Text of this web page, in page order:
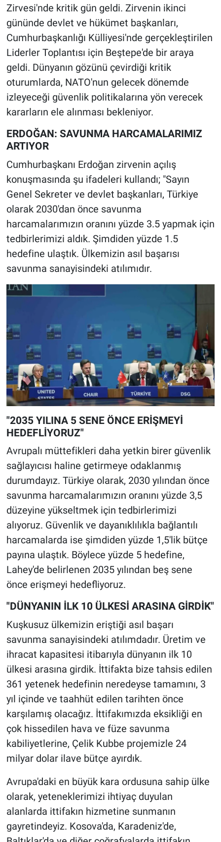
Zirvesi'nde kritik gün geldi. Zirvenin ikinci
gününde devlet ve hükümet başkanları,
Cumhurbaşkanlığı Külliyesi'nde gerçekleştirilen
Liderler Toplantısı için Beştepe'de bir araya
geldi. Dünyanın gözünü çevirdiği kritik
oturumlarda, NATO'nun gelecek dönemde
izleyeceği güvenlik politikalarına yön verecek
kararların ele alınması bekleniyor.
ERDOĞAN: SAVUNMA HARCAMALARIMIZ
ARTIYOR
Cumhurbaşkanı Erdoğan zirvenin açılış
konuşmasında şu ifadeleri kullandı; "Sayın
Genel Sekreter ve devlet başkanları, Türkiye
olarak 2030'dan önce savunma
harcamalarımızın oranını yüzde 3.5 yapmak için
tedbirlerimizi aldık. Şimdiden yüzde 1.5
hedefine ulaştık. Ülkemizin asıl başarısı
savunma sanayisindeki atılımıdır.
"2035 YILINA 5 SENE ÖNCE ERİŞMEYİ
HEDEFLİYORUZ"
Avrupalı müttefikleri daha yetkin birer güvenlik
sağlayıcısı haline getirmeye odaklanmış
durumdayız. Türkiye olarak, 2030 yılından önce
savunma harcamalarımızın oranını yüzde 3,5
düzeyine yükseltmek için tedbirlerimizi
alıyoruz. Güvenlik ve dayanıklılıkla bağlantılı
harcamalarda ise şimdiden yüzde 1,5'lik bütçe
payına ulaştık. Böylece yüzde 5 hedefine,
Lahey'de belirlenen 2035 yılından beş sene
önce erişmeyi hedefliyoruz.
"DÜNYANIN İLK 10 ÜLKESİ ARASINA GİRDİK"
Kuşkusuz ülkemizin eriştiği asıl başarı
savunma sanayisindeki atılımdadır. Üretim ve
ihracat kapasitesi itibarıyla dünyanın ilk 10
ülkesi arasına girdik. İttifakta bize tahsis edilen
361 yetenek hedefinin neredeyse tamamını, 3
yıl içinde ve taahhüt edilen tarihten önce
karşılamış olacağız. İttifakımızda eksikliği en
çok hissedilen hava ve füze savunma
kabiliyetlerine, Çelik Kubbe projemizle 24
milyar dolar ilave bütçe ayırdık.
Avrupa'daki en büyük kara ordusuna sahip ülke
olarak, yeteneklerimizi ihtiyaç duyulan
alanlarda ittifakın hizmetine sunmanın
gayretindeyiz. Kosova'da, Karadeniz'de,